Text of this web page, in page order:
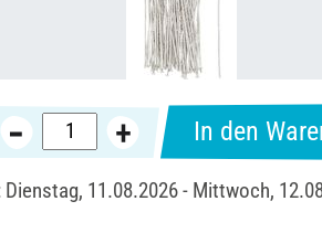
In den
11.08.2026 - Mittwoch,